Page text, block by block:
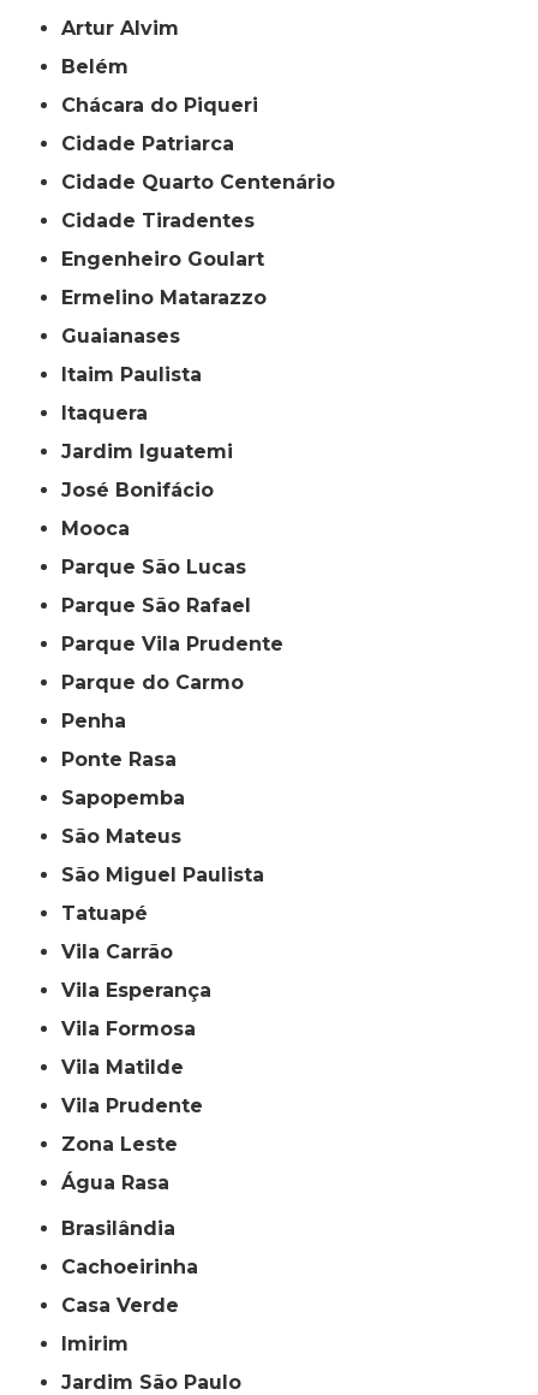
Artur Alvim
Belém
Chácara do Piqueri
Cidade Patriarca
Cidade Quarto Centenário
Cidade Tiradentes
Engenheiro Goulart
Ermelino Matarazzo
Guaianases
Itaim Paulista
Itaquera
Jardim Iguatemi
José Bonifácio
Mooca
Parque São Lucas
Parque São Rafael
Parque Vila Prudente
Parque do Carmo
Penha
Ponte Rasa
Sapopemba
São Mateus
São Miguel Paulista
Tatuapé
Vila Carrão
Vila Esperança
Vila Formosa
Vila Matilde
Vila Prudente
Zona Leste
Água Rasa
Brasilândia
Cachoeirinha
Casa Verde
Imirim
Jardim São Paulo